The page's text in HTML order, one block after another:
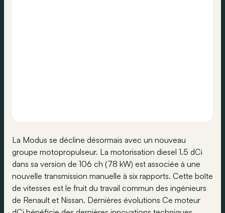
La Modus se décline désormais avec un nouveau
groupe motopropulseur. La motorisation diesel 1.5 dCi
dans sa version de 106 ch (78 kW) est associée à une
nouvelle transmission manuelle à six rapports. Cette boîte
de vitesses est le fruit du travail commun des ingénieurs
de Renault et Nissan. Dernières évolutions Ce moteur